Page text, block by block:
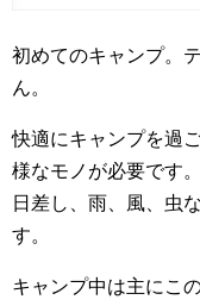
初めてのキャンプ。
ん。
快適にキャンプを過
様なモノが必要です。
日差し、雨、風、虫
す。
キャンプ中は主にこ